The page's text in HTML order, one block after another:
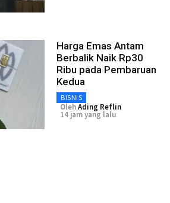
Harga Emas Antam
Berbalik Naik Rp30
Ribu pada Pembaruan
Kedua
BISNIS
OlehAding Reflin
14 jam yang lalu